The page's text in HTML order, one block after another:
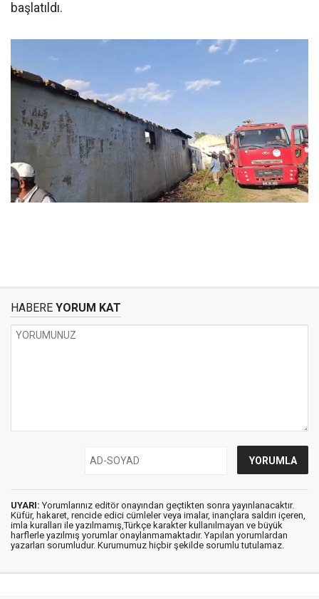
başlatıldı.
HABERE YORUM KAT
UYARI: Yorumlarınız editör onayından geçtikten sonra yayınlanacaktır.
Küfür, hakaret, rencide edici cümleler veya imalar, inançlara saldırı içeren,
imla kuralları ile yazılmamış,Türkçe karakter kullanılmayan ve büyük
harflerle yazılmış yorumlar onaylanmamaktadır. Yapılan yorumlardan
yazarları sorumludur. Kurumumuz hiçbir şekilde sorumlu tutulamaz.